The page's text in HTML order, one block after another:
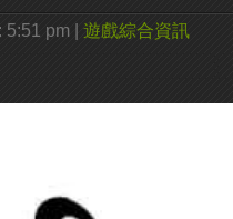
5:51 pm | 遊戲綜合資訊